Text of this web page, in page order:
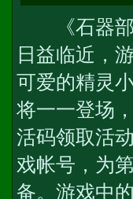
《石器部
日益临近，
可爱的精灵
将一一登场
活码领取活
戏帐号，为
备。游戏中